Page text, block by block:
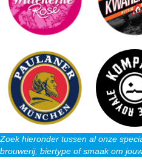
Zoek hieronder tussen al onze
brouwerij, biertype of smaak om